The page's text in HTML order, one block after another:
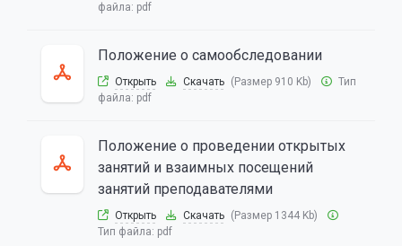
файла: pdf
Положение о самообследовании
Открыть Скачать (Размер 910 Kb)
Тип
файла: pdf
Положение о проведении открытых
занятий и взаимных посещений
занятий преподавателями
Открыть Скачать (Размер 1344 Kb)
Тип файла: pdf